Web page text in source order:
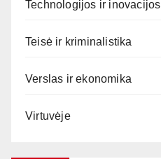
Technologijos ir inovacijos
Teisė ir kriminalistika
Verslas ir ekonomika
Virtuvėje